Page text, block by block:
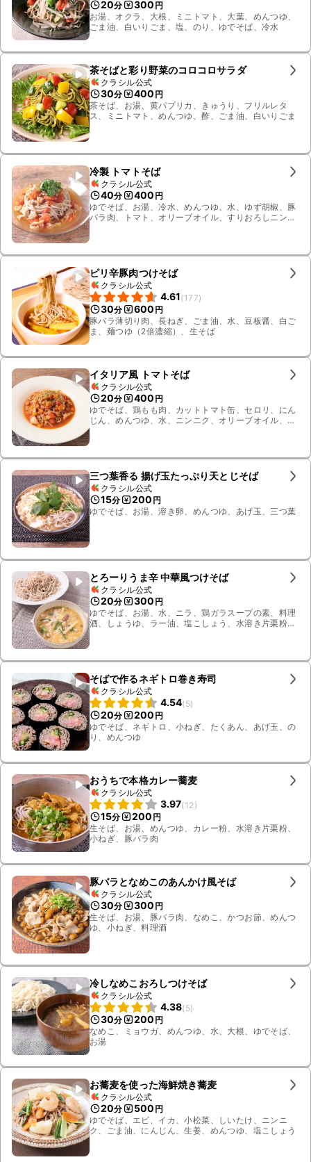
20分 300 円
お湯、オクラ、大根、ミニトマト、大葉、めんつゆ、
ごま油、白いりごま、塩、のり、ゆでそば、冷水
茶そばと彩り野菜のコロコロサラダ
クラシル公式
30分 400 円
茶そば、お湯、黄パプリカ、きゅうり、フリルレタ
ス、ミニトマト、めんつゆ、酢、ごま油、白いりごま
冷製 トマトそば
クラシル公式
40分 400 円
ゆでそば、お湯、冷水、めんつゆ、水、ゆず胡椒、豚
バラ肉、トマト、オリーブオイル、すりおろしニンニ
ピリ辛豚肉つけそば
クラシル公式
4.61(177)
30分 600 円
豚バラ薄切り肉、長ねぎ、ごま油、水、豆板醤、白ご
ま、麺つゆ（2倍濃縮）、生そば
イタリア風 トマトそば
クラシル公式
20分 400 円
ゆでそば、鶏もも肉、カットトマト缶、セロリ、にん
じん、めんつゆ、水、ニンニク、オリーブオイル、パ
三つ葉香る 揚げ玉たっぷり天とじそば
クラシル公式
15分 200 円
ゆでそば、お湯、溶き卵、めんつゆ、あげ玉、三つ葉
とろーりうま辛 中華風つけそば
クラシル公式
20分 300 円
ゆでそば、お湯、水、ニラ、鶏ガラスープの素、料理
酒、しょうゆ、ラー油、塩こしょう、水溶き片栗粉、
そばで作るネギトロ巻き寿司
クラシル公式
4.54(5)
20分 200 円
ゆでそば、ネギトロ、小ねぎ、たくあん、あげ玉、の
り、めんつゆ
おうちで本格カレー蕎麦
クラシル公式
3.97(12 )
15分 200 円
生そば、お湯、めんつゆ、カレー粉、水溶き片栗粉、
小ねぎ、豚バラ肉
豚バラとなめこのあんかけ風そば
クラシル公式
30分 300 円
生そば、お湯、豚バラ肉、なめこ、かつお節、めんつ
ゆ、小ねぎ、料理酒
冷しなめこおろしつけそば
クラシル公式
4.38(5)
30分 200 円
なめこ、ミョウガ、めんつゆ、水、大根、ゆでそば、
お湯
お蕎麦を使った海鮮焼き蕎麦
クラシル公式
20分 500 円
ゆでそば、エビ、イカ、小松菜、しいたけ、ニンニ
ク、ごま油、にんじん、生姜、めんつゆ、塩こしょう